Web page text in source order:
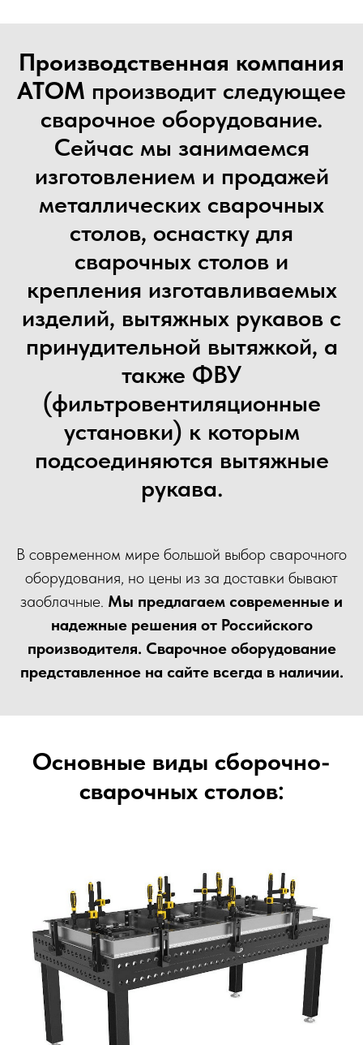
Производственная компания
АТОМ производит следующее
сварочное оборудование.
Сейчас мы занимаемся
изготовлением и продажей
металлических сварочных
столов, оснастку для
сварочных столов и
крепления изготавливаемых
изделий, вытяжных рукавов с
принудительной вытяжкой, а
также ФВУ
(фильтровентиляционные
установки) к которым
подсоединяются вытяжные
рукава.
В современном мире большой выбор сварочного
оборудования, но цены из за доставки бывают
заоблачные. Мы предлагаем современные и
надежные решения от Российского
производителя. Сварочное оборудование
представленное на сайте всегда в наличии.
Основные виды сборочно-
сварочных столов: